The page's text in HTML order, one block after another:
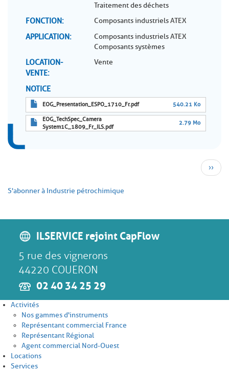
Traitement des déchets
FONCTION Composants industriels ATEX
APPLICATION
Composants industriels ATEX
Composants systèmes
LOCATION-
VENTE
Vente
NOTICE
EOG_Presentation_ESPO_1710_Fr.pdf 540.21 Ko
EOG_TechSpec_Camera
System1C_1809_Fr_ILS.pdf
2.79 Mo
Page
››
S'abonner à Industrie pétrochimique
ILSERVICE rejoint CapFlow
5 rue des vignerons
44220 COUERON
02 40 34 25 29
Activités
Nos gammes d'instruments
Représentant commercial France
Représentant Régional
Agent commercial Nord-Ouest
Locations
Services